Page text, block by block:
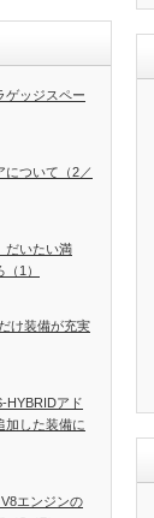
ゲッジスペー
ついて（2／
だいたい満
1）
け装備が充実
HYBRIDアド
した装備に
エンジンの